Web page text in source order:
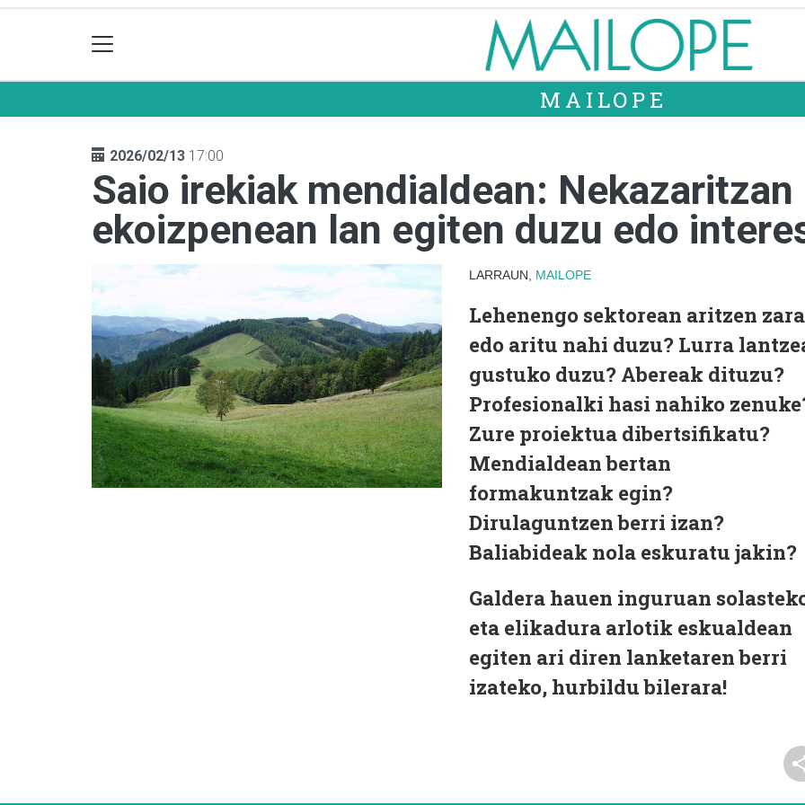
MAILOPE
2026/02/13 17:00
Saio irekiak mendialdean:
ekoizpenean lan egiten duzu edo
LARRAUN, MAILOPE
Lehenengo sektorean aritzen zara
edo aritu nahi duzu? Lurra
gustuko duzu? Abereak dituzu?
Profesionalki hasi nahiko
Zure proiektua dibertsifikatu?
Mendialdean bertan
formakuntzak egin?
Dirulaguntzen berri izan?
Baliabideak nola eskuratu jakin?
Galdera hauen inguruan
eta elikadura arlotik eskualdean
egiten ari diren lanketaren berri
izateko, hurbildu bilerara!